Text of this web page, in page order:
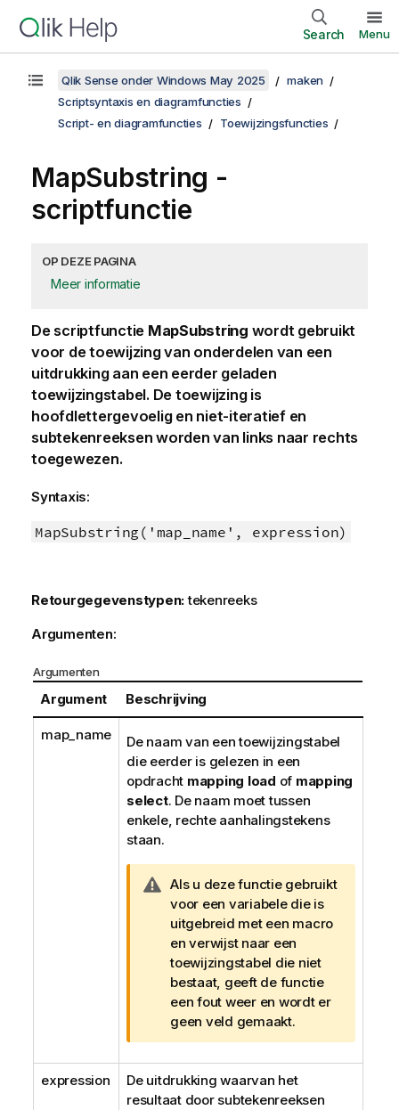
Search Menu
Qlik Sense onder Windows May 2025
maken
Scriptsyntaxis en diagramfuncties
Script- en diagramfuncties
Toewijzingsfuncties
MapSubstring -
scriptfunctie
OP DEZE PAGINA
Meer informatie
De scriptfunctie MapSubstring wordt gebruikt
voor de toewijzing van onderdelen van een
uitdrukking aan een eerder geladen
toewijzingstabel. De toewijzing is
hoofdlettergevoelig en niet-iteratief en
subtekenreeksen worden van links naar rechts
toegewezen.
Syntaxis:
MapSubstring('map_name', expression)
Retourgegevenstypen:tekenreeks
Argumenten:
Argumenten
Argument Beschrijving
map_name
De naam van een toewijzingstabel
die eerder is gelezen in een
opdracht mapping load of mapping
select. De naam moet tussen
enkele, rechte aanhalingstekens
staan.
W
a
a
r
s
c
h
u
w
i
n
g
Als u deze functie gebruikt
voor een variabele die is
uitgebreid met een macro
en verwijst naar een
toewijzingstabel die niet
bestaat, geeft de functie
een fout weer en wordt er
geen veld gemaakt.
expression
De uitdrukking waarvan het
resultaat door subtekenreeksen